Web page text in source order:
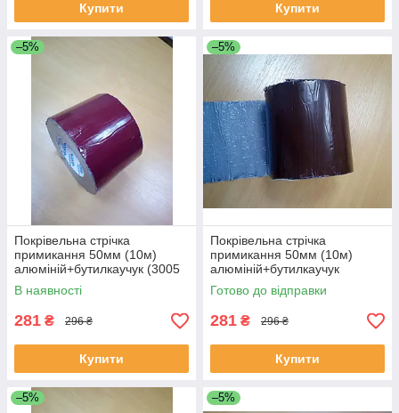
Купити Купити
–5%
Покрівельна стрічка
примикання 50мм (10м)
алюміній+бутилкаучук (3005
стигла вишня).
В наявності
281 ₴ 296 ₴
Купити
–5%
Покрівельна стрічка
примикання 50мм (10м)
алюміній+бутилкаучук
(коричневий 8017).
Готово до відправки
281 ₴ 296 ₴
Купити
–5% –5%